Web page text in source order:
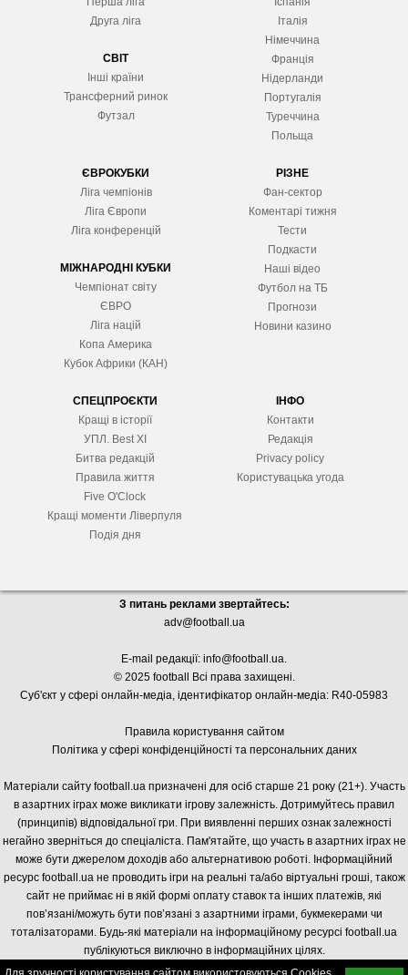
Друга ліга
СВІТ
Інші країни
Трансферний ринок
Футзал
Італія
Німеччина
Франція
Нідерланди
Португалія
Туреччина
Польща
ЄВРОКУБКИ
Ліга чемпіонів
Ліга Європи
Ліга конференцій
МІЖНАРОДНІ КУБКИ
Чемпіонат світу
ЄВРО
Ліга націй
Копа Америка
Кубок Африки (КАН)
РІЗНЕ
Фан-сектор
Коментарі тижня
Тести
Подкасти
Наші відео
Футбол на ТБ
Прогнози
Новини казино
СПЕЦПРОЄКТИ
Кращі в історії
УПЛ. Best XІ
Битва редакцій
Правила життя
Five O'Clock
Кращі моменти Ліверпуля
Подія дня
ІНФО
Контакти
Редакція
Privacy policy
Користувацька угода
З питань реклами звертайтесь:
adv@football.ua
E-mail редакції: info@football.ua.
© 2025 football Всі права захищені.
Суб'єкт у сфері онлайн-медіа, ідентифікатор онлайн-медіа: R40-05983
Правила користування сайтом
Політика у сфері конфіденційності та персональних даних
Матеріали сайту football.ua призначені для осіб старше 21 року (21+). Участь
в азартних іграх може викликати ігрову залежність. Дотримуйтесь правил
(принципів) відповідальної гри. При виявленні перших ознак залежності
негайно зверніться до спеціаліста. Пам'ятайте, що участь в азартних іграх не
може бути джерелом доходів або альтернативою роботі. Інформаційний
ресурс football.ua не проводить ігри на реальні та/або віртуальні гроші, також
сайт не приймає ні в якій формі оплату ставок та інших платежів, які
пов’язані/можуть бути пов’язані з азартними іграми, букмекерами чи
тоталізаторами. Будь-які матеріали на інформаційному ресурсі football.ua
публікуються виключно в інформаційних цілях.